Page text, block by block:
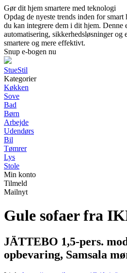
Gør dit hjem smartere med teknologi
Opdag de nyeste trends inden for
du kan integrere dem i dit hjem. Denne
automatisering, sikkerhedsløsninger og
smartere og mere effektivt.
Snup e-bogen nu
StueStil
Kategorier
Køkken
Sove
Bad
Børn
Arbejde
Udendørs
Bil
Tømrer
Lys
Stole
Min konto
Tilmeld
Mailnyt
Gule sofaer fra
JÄTTEBO 1,5-pers.
opbevaring, Samsala